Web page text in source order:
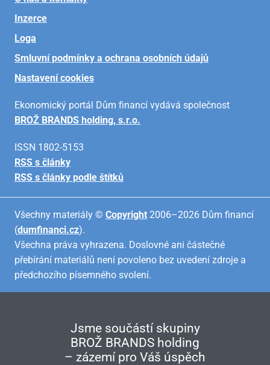
Inzerce
Loga
Smluvní podmínky a ochrana osobních údajů
Nastavení cookies
Ekonomický portál Dům financí vydává společnost
BROŽ BRANDS holding, s.r.o.
ISSN 1802-5153
RSS s články
RSS s články podle štítků
Všechny materiály © Copyright 2006–2026 Dům financí
(dumfinanci.cz).
Všechna práva vyhrazena. Doslovné ani částečné
přebírání materiálů není povoleno bez uvedení zdroje a
předchozího písemného svolení.
Jsme součástí skupiny
BROŽ BRANDS holding
– zázemí pro Váš úspěch